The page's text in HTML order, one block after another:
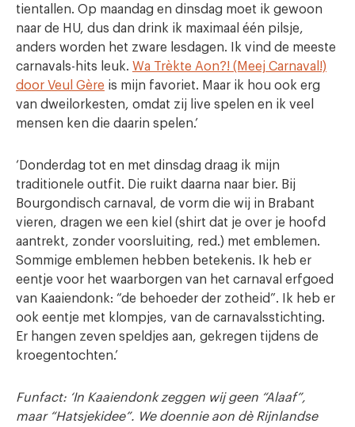
tientallen. Op maandag en dinsdag moet ik gewoon
naar de HU, dus dan drink ik maximaal één pilsje,
anders worden het zware lesdagen. Ik vind de meeste
carnavals-hits leuk. Wa Trèkte Aon?! (Meej Carnaval!)
door Veul Gère is mijn favoriet. Maar ik hou ook erg
van dweilorkesten, omdat zij live spelen en ik veel
mensen ken die daarin spelen.’
‘Donderdag tot en met dinsdag draag ik mijn
traditionele outfit. Die ruikt daarna naar bier. Bij
Bourgondisch carnaval, de vorm die wij in Brabant
vieren, dragen we een kiel (shirt dat je over je hoofd
aantrekt, zonder voorsluiting, red.) met emblemen.
Sommige emblemen hebben betekenis. Ik heb er
eentje voor het waarborgen van het carnaval erfgoed
van Kaaiendonk: “de behoeder der zotheid”. Ik heb er
ook eentje met klompjes, van de carnavalsstichting.
Er hangen zeven speldjes aan, gekregen tijdens de
kroegentochten.’
Funfact: ‘In Kaaiendonk zeggen wij geen “Alaaf”,
maar “Hatsjekidee”. We doennie aon dè Rijnlandse